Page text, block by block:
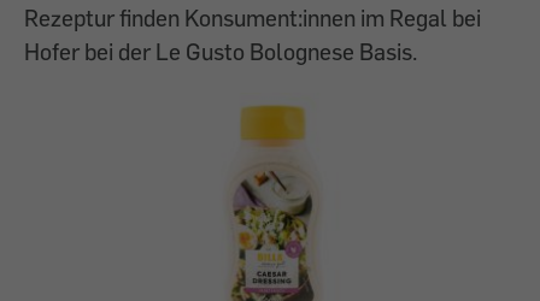
Rezeptur finden Konsument:innen im Regal bei
Hofer bei der Le Gusto Bolognese Basis.